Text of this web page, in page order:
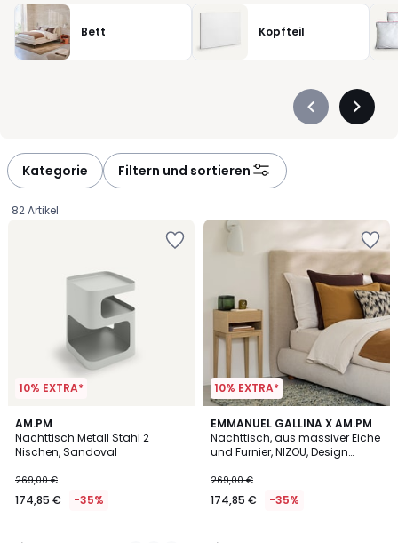
Bett Kopfteil
Précédent
Kategorie Filtern und sortieren
82 Artikel
10% EXTRA*
AM.PM
Nachttisch Metall Stahl 2
Nischen, Sandoval
€
Statt
€
269,00 €
174,85 € -35%
4,5
/ 5
2
Farben
10% EXTRA*
EMMANUEL GALLINA X AM.PM
Nachttisch, aus massiver Eiche
und Furnier, NIZOU, Design
269,00 €
174,85 € -35%
4,7
/ 5